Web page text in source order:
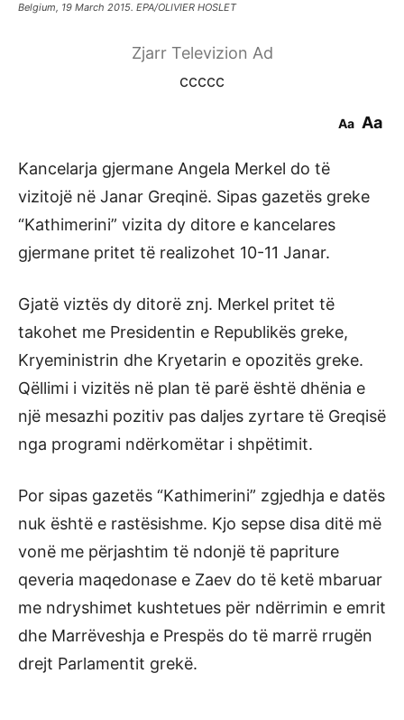
Belgium, 19 March 2015. EPA/OLIVIER HOSLET
Zjarr Televizion Ad
ccccc
Aa Aa
Kancelarja gjermane Angela Merkel do të
vizitojë në Janar Greqinë. Sipas gazetës greke
“Kathimerini” vizita dy ditore e kancelares
gjermane pritet të realizohet 10-11 Janar.
Gjatë viztës dy ditorë znj. Merkel pritet të
takohet me Presidentin e Republikës greke,
Kryeministrin dhe Kryetarin e opozitës greke.
Qëllimi i vizitës në plan të parë është dhënia e
një mesazhi pozitiv pas daljes zyrtare të Greqisë
nga programi ndërkomëtar i shpëtimit.
Por sipas gazetës “Kathimerini” zgjedhja e datës
nuk është e rastësishme. Kjo sepse disa ditë më
vonë me përjashtim të ndonjë të papriture
qeveria maqedonase e Zaev do të ketë mbaruar
me ndryshimet kushtetues për ndërrimin e emrit
dhe Marrëveshja e Prespës do të marrë rrugën
drejt Parlamentit grekë.